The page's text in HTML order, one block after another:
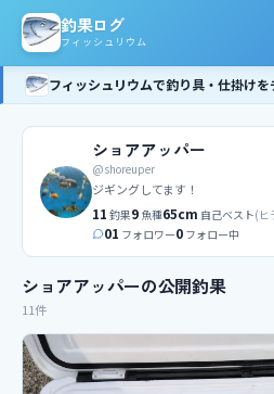
釣果ログ
フィッシュリウム
フィッシュリウムで釣り具・仕掛けを
ショアアッパー
@shoreuper
ジギングしてます！
11 釣果9 魚種65cm 自己ベスト( ヒ
01 フォロワー0 フォロー中
ショアアッパーの公開釣果
11件